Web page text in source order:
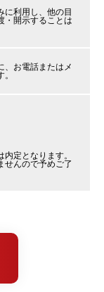
利用し、他の目
・開示することは
、お電話またはメ
定となります。
んので予めご了